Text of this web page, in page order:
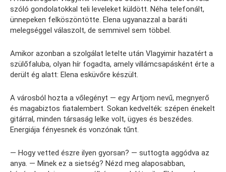
szóló gondolatokkal teli leveleket küldött. Néha telefonált,
ünnepeken felköszöntötte. Elena ugyanazzal a baráti
melegséggel válaszolt, de semmivel sem többel.
Amikor azonban a szolgálat letelte után Vlagyimir hazatért a
szülőfaluba, olyan hír fogadta, amely villámcsapásként érte a
derült ég alatt: Elena esküvőre készült.
A városból hozta a vőlegényt — egy Artjom nevű, megnyerő
és magabiztos fiatalembert. Sokan kedvelték: szépen énekelt
gitárral, minden társaság lelke volt, ügyes és beszédes.
Energiája fényesnek és vonzónak tűnt.
— Hogy vetted észre ilyen gyorsan? — suttogta aggódva az
anya. — Minek ez a sietség? Nézd meg alaposabban,